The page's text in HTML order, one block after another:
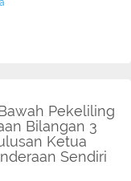
Pekeliling
Bilangan 3
Ketua
Sendiri